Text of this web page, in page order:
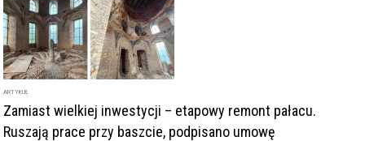
ARTYKUŁ
Zamiast wielkiej inwestycji – etapowy remont pałacu.
Ruszają prace przy baszcie, podpisano umowę